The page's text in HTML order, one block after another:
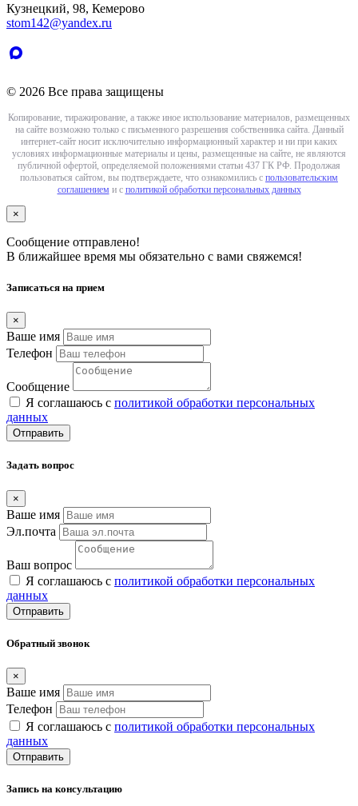
Кузнецкий, 98, Кемерово
stom142@yandex.ru
© 2026 Все права защищены
Копирование, тиражирование, а также иное использование материалов, размещенных
на сайте возможно только с письменного разрешения собственника сайта. Данный
интернет-сайт носит исключительно информационный характер и ни при каких
условиях информационные материалы и цены, размещенные на сайте, не являются
публичной офертой, определяемой положениями статьи 437 ГК РФ. Продолжая
пользоваться сайтом, вы подтверждаете, что ознакомились с пользовательским
соглашением и с политикой обработки персональных данных
×
Сообщение отправлено!
В ближайшее время мы обязательно с вами свяжемся!
Записаться на прием
×
Ваше имя
Телефон
Сообщение
Я соглашаюсь с политикой обработки персональных
данных
Отправить
Задать вопрос
×
Ваше имя
Эл.почта
Ваш вопрос
Я соглашаюсь с политикой обработки персональных
данных
Отправить
Обратный звонок
×
Ваше имя
Телефон
Я соглашаюсь с политикой обработки персональных
данных
Отправить
Запись на консультацию